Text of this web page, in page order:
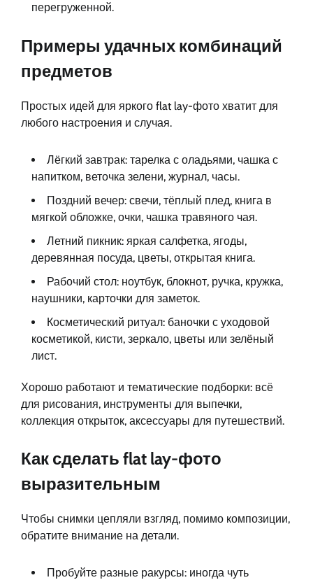
перегруженной.
Примеры удачных комбинаций
предметов
Простых идей для яркого flat lay-фото хватит для
любого настроения и случая.
Лёгкий завтрак: тарелка с оладьями, чашка с
напитком, веточка зелени, журнал, часы.
Поздний вечер: свечи, тёплый плед, книга в
мягкой обложке, очки, чашка травяного чая.
Летний пикник: яркая салфетка, ягоды,
деревянная посуда, цветы, открытая книга.
Рабочий стол: ноутбук, блокнот, ручка, кружка,
наушники, карточки для заметок.
Косметический ритуал: баночки с уходовой
косметикой, кисти, зеркало, цветы или зелёный
лист.
Хорошо работают и тематические подборки: всё
для рисования, инструменты для выпечки,
коллекция открыток, аксессуары для путешествий.
Как сделать flat lay-фото
выразительным
Чтобы снимки цепляли взгляд, помимо композиции,
обратите внимание на детали.
Пробуйте разные ракурсы: иногда чуть